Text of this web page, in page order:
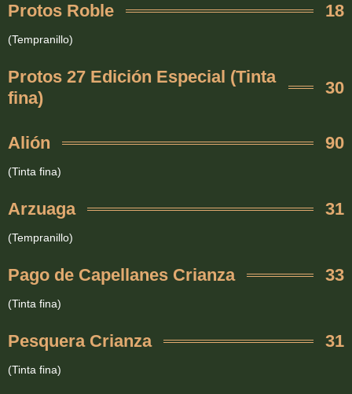
Protos Roble 18
(Tempranillo)
Protos 27 Edición Especial (Tinta
fina)
30
Alión 90
(Tinta fina)
Arzuaga 31
(Tempranillo)
Pago de Capellanes Crianza 33
(Tinta fina)
Pesquera Crianza 31
(Tinta fina)